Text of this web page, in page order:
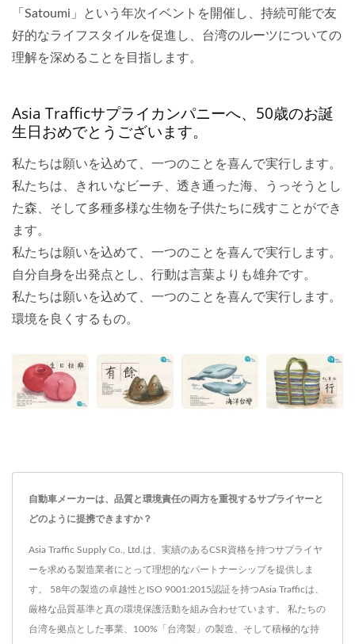
「Satoumi」という年次イベントを開催し、持続可能で友
好的なライフスタイルを促進し、台湾のルーツについての
理解を深めることを目指します。
Asia Trafficサプライカンパニーへ、50歳のお誕
生日おめでとうございます。
私たちは願いを込めて、一つのことを喜んで実行します。
私たちは、きれいなビーチ、透き通った海、うっそうとし
た森、そして多種多様な生物を子供たちに残すことができ
ます。
私たちは願いを込めて、一つのことを喜んで実行します。
自分自身を出発点とし、行動は言葉よりも雄弁です。
私たちは願いを込めて、一つのことを喜んで実行します。
環境を良くするもの。
自動車メーカーは、品質と環境責任の両方を重視するサプライヤーと
どのように提携できますか？
Asia Traffic Supply Co., Ltd.は、実績のあるCSR資格を持つサプライヤ
ーを求める製造業者にとって理想的なパートナーシップを提供しま
す。 58年の製造の卓越性とISO 9001:2015認証を持つAsia Trafficは、
厳格な品質基準と真の環境保護活動を組み合わせています。 私たちの
台湾を拠点とした事業、100%「台湾製」の製造、そして積極的な持